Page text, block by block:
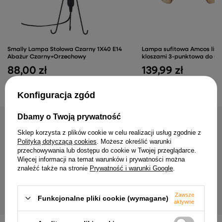
Smally Lampa Stołowa Czarny 1X40 E14
Abażur Czarny+Orzechowy
88,00 zł
Lampa sufitowa Amcos
kloszami 3-punktowa do
139,99 zł
NAJCZĘŚCIEJ KUPOWANE RAZEM
Lampa sufitowa Markus reflektor
regulowana 4-punktowa do salonu
metalowa
278,99 zł
Lampa sufitowa Mitura
szklanymi kloszami 2-
salonu
104,99 zł
Konfiguracja zgód
Dbamy o Twoją prywatność
Sklep korzysta z plików cookie w celu realizacji usług zgodnie z
Polityką dotyczącą cookies . Możesz określić warunki
przechowywania lub dostępu do cookie w Twojej przeglądarce.
Więcej informacji na temat warunków i prywatności można
znaleźć także na stronie Prywatność i warunki Google
Funkcjonalne pliki cookie (wymagane)
Zawsze
aktywne